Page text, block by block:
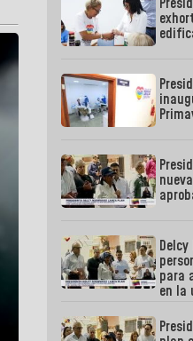
para
en la